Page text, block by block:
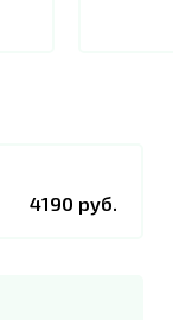
4190 руб.